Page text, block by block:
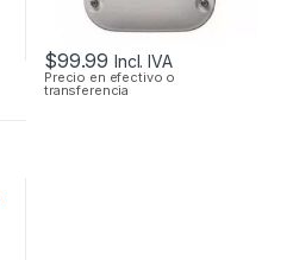
$99.99 Incl. IVA
Precio en efectivo o
transferencia